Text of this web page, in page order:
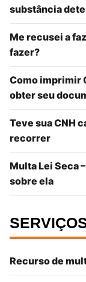
substância
Me recusei a
fazer?
Como imprimir
obter seu
Teve sua CNH
recorrer
Multa Lei Seca
sobre ela
Recurso de